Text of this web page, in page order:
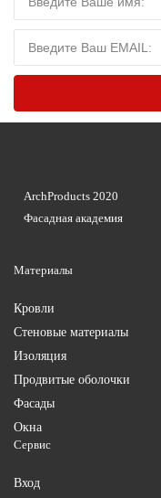
Материалы
Кровли
Стеновые материалы
Изоляция
Продвитые оболочки
Фасады
Окна
Сервис
Вход
ArchProducts 2020
Фасадная академия